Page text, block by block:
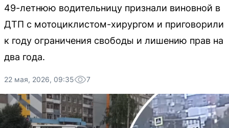
49-летнюю водительницу признали виновной в
ДТП с мотоциклистом-хирургом и приговорили
к году ограничения свободы и лишению прав на
два года.
22 мая, 2026, 09:35 7